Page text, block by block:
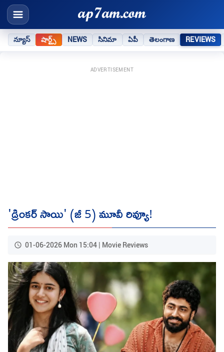
న్యూస్ షార్ట్స్ NEWS సినిమా ఏపీ తెలంగాణ REVIEWS
ADVERTISEMENT
'డ్రింకర్ సాయి' (జీ 5) మూవీ రివ్యూ!
01-06-2026 Mon 15:04 | Movie Reviews